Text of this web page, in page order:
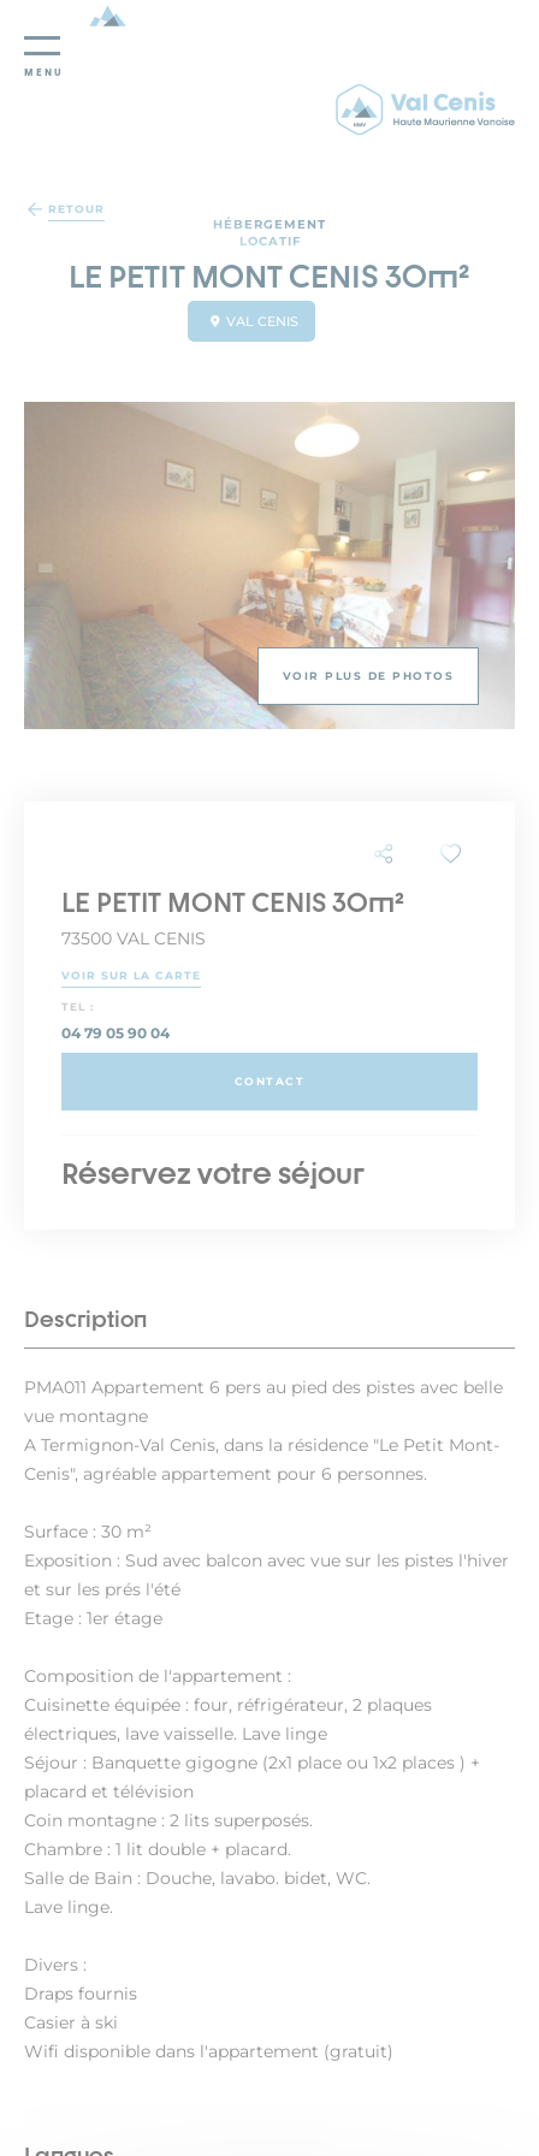
MENU
RETOUR
HÉBERGEMENT
LOCATIF
LE PETIT MONT CENIS 30m²
VAL CENIS
VOIR PLUS DE PHOTOS
Description
PMA011 Appartement 6 pers au pied des pistes avec belle
vue montagne
A Termignon-Val Cenis, dans la résidence "Le Petit Mont-
Cenis", agréable appartement pour 6 personnes.
Surface : 30 m²
Exposition : Sud avec balcon avec vue sur les pistes l'hiver
et sur les prés l'été
Etage : 1er étage
Composition de l'appartement :
Cuisinette équipée : four, réfrigérateur, 2 plaques
électriques, lave vaisselle. Lave linge
Séjour : Banquette gigogne (2x1 place ou 1x2 places ) +
placard et télévision
Coin montagne : 2 lits superposés.
Chambre : 1 lit double + placard.
Salle de Bain : Douche, lavabo. bidet, WC.
Lave linge.
Divers :
Draps fournis
Casier à ski
Wifi disponible dans l'appartement (gratuit)
LE PETIT MONT CENIS 30m²
73500 VAL CENIS
VOIR SUR LA CARTE
TEL :
04 79 05 90 04
CONTACT
Réservez votre séjour